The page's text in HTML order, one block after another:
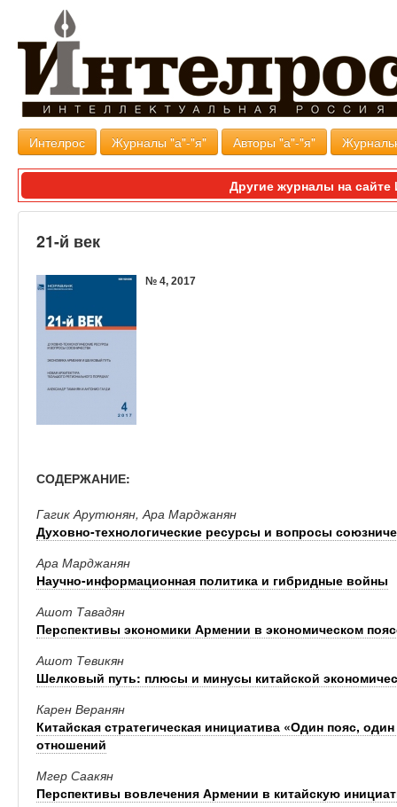
Интелрос Журналы "а"-"я" Авторы "а"-"я"
Другие журналы на
21-й век
№ 4, 2017
СОДЕРЖАНИЕ:
Гагик Арутюнян, Ара Марджанян
Духовно-технологические ресурсы и вопросы
Ара Марджанян
Научно-информационная политика и гибридные войны
Ашот Тавадян
Перспективы экономики Армении в экономическом
Ашот Тевикян
Шелковый путь: плюсы и минусы китайской
Карен Веранян
Китайская стратегическая инициатива «Один пояс,
отношений
Мгер Саакян
Перспективы вовлечения Армении в китайскую